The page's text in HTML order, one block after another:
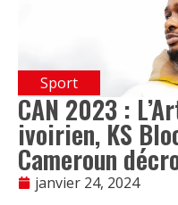
Sport
CAN 2023 :
ivoirien, KS
Cameroun
janvier 24, 2024